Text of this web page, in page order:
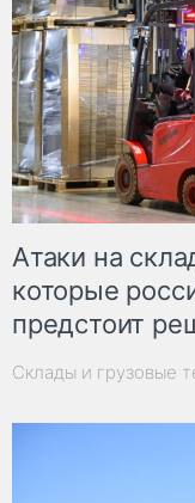
Атаки на
которые
предстоит
Склады и грузовые